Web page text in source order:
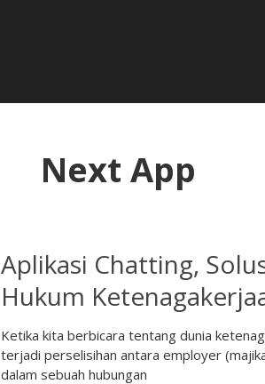
Next App
Aplikasi Chatting,
Hukum
Ketika kita berbicara tentang dunia
terjadi perselisihan antara employer
dalam sebuah hubungan